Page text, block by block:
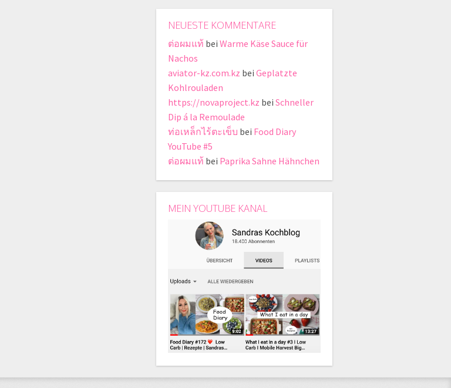
NEUESTE KOMMENTARE
ต่อผมแท้ bei Warme Käse Sauce für
Nachos
aviator-kz.com.kz bei Geplatzte
Kohlrouladen
https://novaproject.kz bei Schneller
Dip á la Remoulade
ท่อเหล็กไร้ตะเข็บ bei Food Diary
YouTube #5
ต่อผมแท้ bei Paprika Sahne Hähnchen
MEIN YOUTUBE KANAL